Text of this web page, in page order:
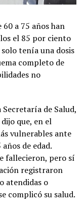
60 a 75 años han
el 85 por ciento
tenía una dosis
completo de
no
de Salud,
que, en el
vulnerables ante
de edad.
fallecieron, pero sí
registraron
atendidas o
complicó su salud.